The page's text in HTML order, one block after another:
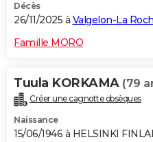
Décès
26/11/2025 à Valgelon-La
Famille MORO
Tuula KORKAMA (79
Créer une cagnotte obsèques
Naissance
15/06/1946 à HELSINKI